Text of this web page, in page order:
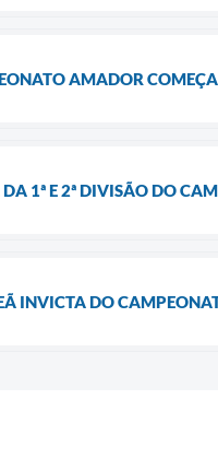
AMADOR
1ª E 2ª DIVISÃO DO
INVICTA DO